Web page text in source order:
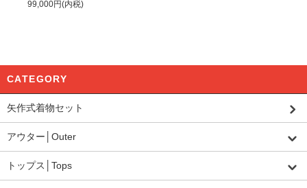
99,000円(内税)
CATEGORY
矢作式着物セット
アウター│Outer
トップス│Tops